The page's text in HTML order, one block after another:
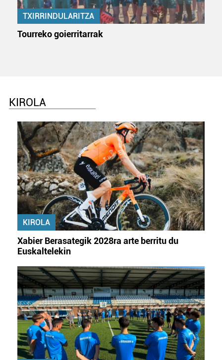
irakurri
TXIRRINDULARITZA
Tourreko goierritarrak
KIROLA
KIROLA
Xabier Berasategik 2028ra arte berritu du
Euskaltelekin